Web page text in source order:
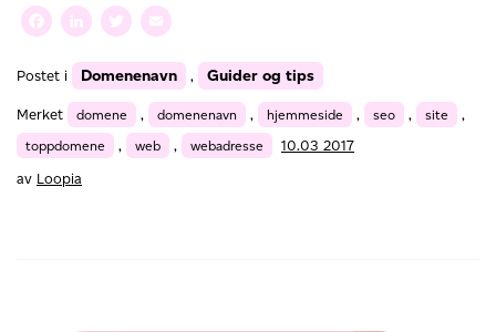
velge
domenenavnet
Facebook
LinkedIn
Twitter
Postet i Domenenavn , Guider og tips
Merket domene , domenenavn , hjemmeside , seo , site
,
toppdomene
, web , webadresse
10.03 2017
av Loopia